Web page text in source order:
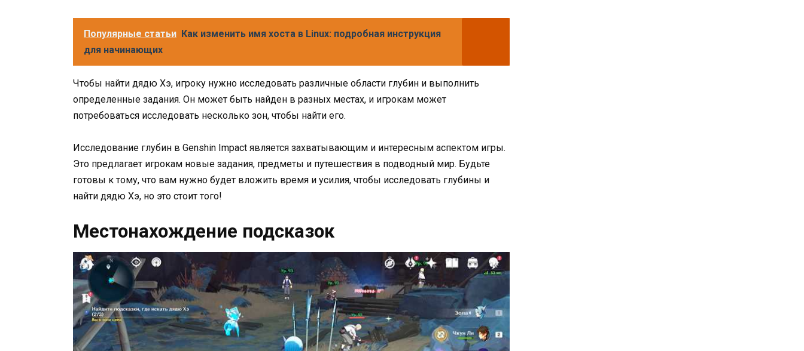
Популярные статьи Как изменить имя хоста в Linux: подробная инструкция
для начинающих
Чтобы найти дядю Хэ, игроку нужно исследовать различные области глубин и выполнить
определенные задания. Он может быть найден в разных местах, и игрокам может
потребоваться исследовать несколько зон, чтобы найти его.
Исследование глубин в Genshin Impact является захватывающим и интересным аспектом игры.
Это предлагает игрокам новые задания, предметы и путешествия в подводный мир. Будьте
готовы к тому, что вам нужно будет вложить время и усилия, чтобы исследовать глубины и
найти дядю Хэ, но это стоит того!
Местонахождение подсказок